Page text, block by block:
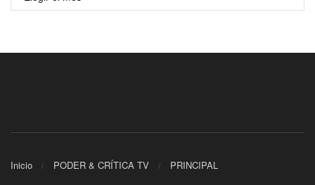
Inicio PODER & CRÍTICA TV PRINCIPAL